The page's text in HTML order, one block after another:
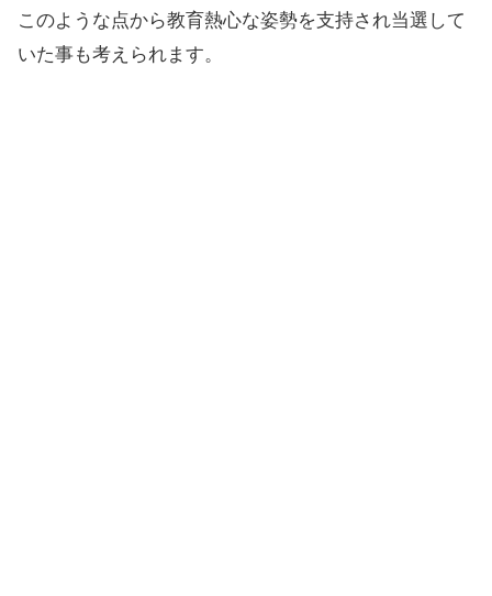
このような点から教育熱心な姿勢を支持され当選して
いた事も考えられます。